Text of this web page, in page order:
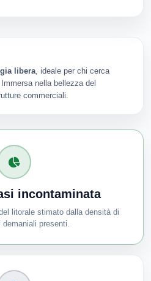
libera, ideale per chi cerca
nella bellezza del
commerciali.
incontaminata
litorale stimato dalla densità di
presenti.